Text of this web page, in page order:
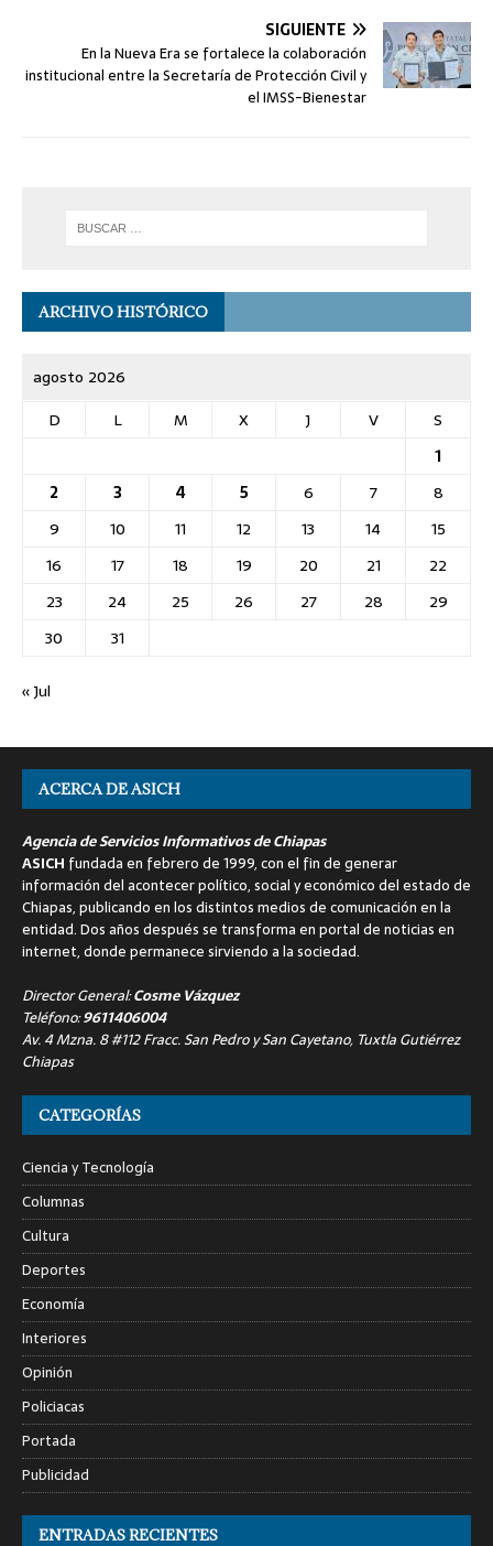
SIGUIENTE
En la Nueva Era se fortalece la colaboración
institucional entre la Secretaría de Protección Civil y
el IMSS-Bienestar
ARCHIVO HISTÓRICO
agosto 2026
D
L M X J V
S
1
2
3 4 5 6 7
8
9
10 11 12 13 14
15
16
17 18 19 20 21
22
23
24 25 26 27 28
29
30
31
« Jul
ACERCA DE ASICH
Agencia de Servicios Informativos de Chiapas
ASICH fundada en febrero de 1999, con el fin de generar
información del acontecer político, social y económico del estado de
Chiapas, publicando en los distintos medios de comunicación en la
entidad. Dos años después se transforma en portal de noticias en
internet, donde permanece sirviendo a la sociedad.
Director General:Cosme Vázquez
Teléfono:9611406004
Av. 4 Mzna. 8 #112 Fracc. San Pedro y San Cayetano, Tuxtla Gutiérrez
Chiapas
CATEGORÍAS
Ciencia y Tecnología
Columnas
Cultura
Deportes
Economía
Interiores
Opinión
Policiacas
Portada
Publicidad
ENTRADAS RECIENTES